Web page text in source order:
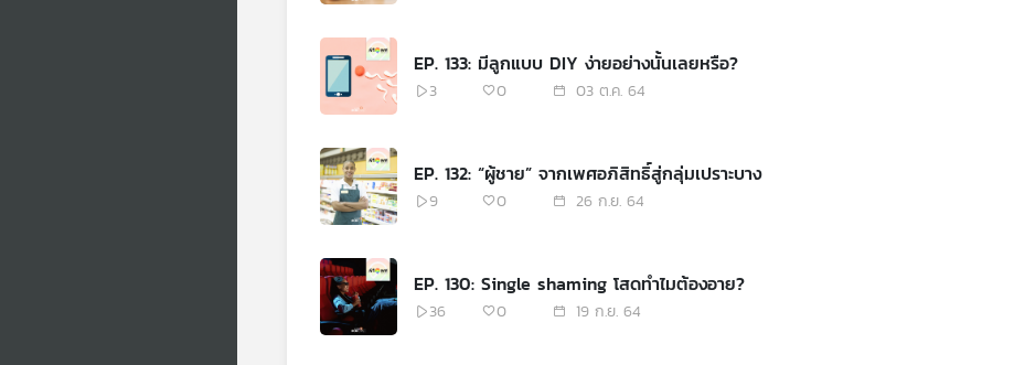
EP. 133: มีลูกแบบ DIY ง่ายอย่างนั้นเลยหรือ?
3 0 03 ต.ค. 64
EP. 132: “ผู้ชาย” จากเพศอภิสิทธิ์สู่กลุ่มเปราะบาง
9 0 26 ก.ย. 64
EP. 130: Single shaming โสดทำไมต้องอาย?
36 0 19 ก.ย. 64